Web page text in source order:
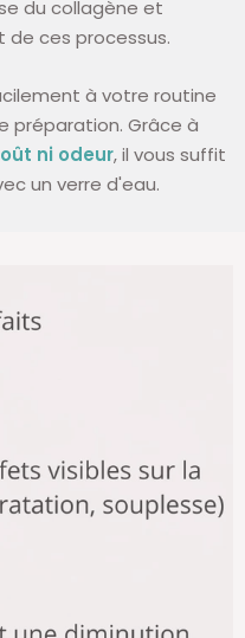
du collagène et
ces processus.
à votre routine
préparation. Grâce à
ni odeur, il vous suffit
un verre d'eau.